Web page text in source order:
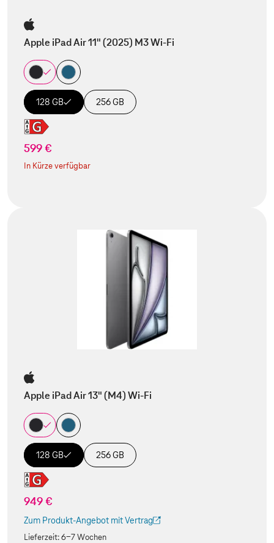
Apple iPad Air 11" (2025) M3 Wi-Fi
128 GB 256 GB
599 €
In Kürze verfügbar
Apple iPad Air 13" (M4) Wi-Fi
128 GB 256 GB
949 €
Zum Produkt-Angebot mit Vertrag
(Der Link wird in einem neuen Tab geöffnet)
Lieferzeit:6-7 Wochen